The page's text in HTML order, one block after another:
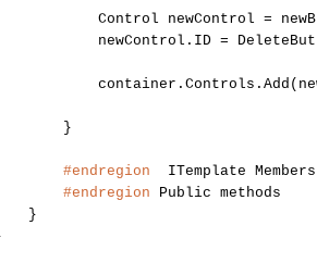
Control newControl =
newControl.ID =
}
#endregion
  ITemplate Members
#endregion Public methods
}